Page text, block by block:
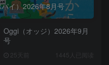
イ）2026年8月号
Oggi（オッジ）2026年9月
号
25天前 1445人已阅读